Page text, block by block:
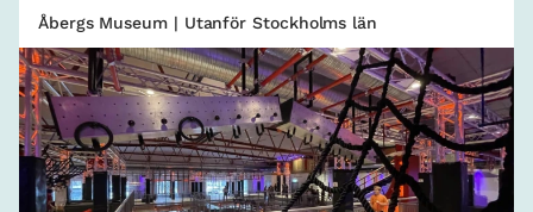
Åbergs Museum | Utanför Stockholms län